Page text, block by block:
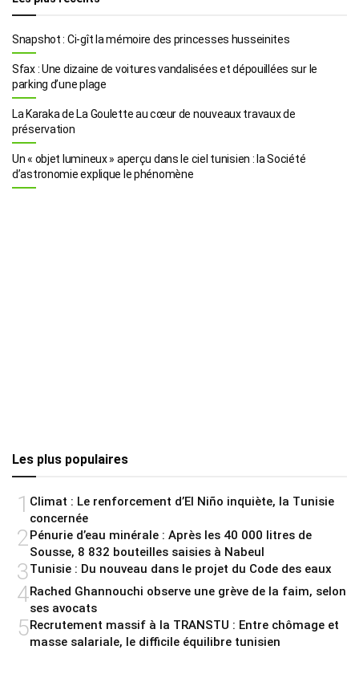
Snapshot : Ci-gît la mémoire des princesses husseinites
Sfax : Une dizaine de voitures vandalisées et dépouillées sur le
parking d’une plage
La Karaka de La Goulette au cœur de nouveaux travaux de
préservation
Un « objet lumineux » aperçu dans le ciel tunisien : la Société
d’astronomie explique le phénomène
Les plus populaires
1 Climat : Le renforcement d’El Niño inquiète, la Tunisie
concernée
2Pénurie d’eau minérale : Après les 40 000 litres de
Sousse, 8 832 bouteilles saisies à Nabeul
3Tunisie : Du nouveau dans le projet du Code des eaux
4Rached Ghannouchi observe une grève de la faim, selon
ses avocats
5Recrutement massif à la TRANSTU : Entre chômage et
masse salariale, le difficile équilibre tunisien